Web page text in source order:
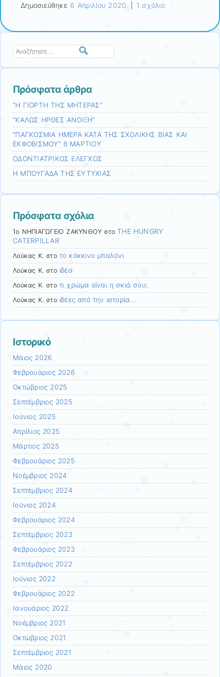
Δημοσιεύθηκε 6 Απριλίου 2020 1 σχόλιο
Αναζήτηση
Πρόσφατα άρθρα
”Η ΓΙΟΡΤΗ ΤΗΣ ΜΗΤΕΡΑΣ”
”ΚΑΛΩΣ ΗΡΘΕΣ ΑΝΟΙΞΗ”
“ΠΑΓΚΟΣΜΙΑ ΗΜΕΡΑ ΚΑΤΑ ΤΗΣ ΣΧΟΛΙΚΗΣ ΒΙΑΣ ΚΑΙ
ΕΚΦΟΒΙΣΜΟΥ” 6 ΜΑΡΤΙΟΥ
ΟΔΟΝΤΙΑΤΡΙΚΟΣ ΕΛΕΓΧΟΣ
Η ΜΠΟΥΓΑΔΑ ΤΗΣ ΕΥΤΥΧΙΑΣ
Πρόσφατα σχόλια
1ο ΝΗΠΙΑΓΩΓΕΙΟ ΖΑΚΥΝΘΟΥ στοTHE HUNGRY
CATERPILLAR
Λούκας Κ. στο το κόκκινο μπαλόνι
Λούκας Κ. στο ιδέα
Λούκας Κ. στο τι χρώμα είναι η σκιά σου;
Λούκας Κ. στο ιδέες από την ιστορία…
Ιστορικό
Μάιος 2026
Φεβρουάριος 2026
Οκτώβριος 2025
Σεπτέμβριος 2025
Ιούνιος 2025
Απρίλιος 2025
Μάρτιος 2025
Φεβρουάριος 2025
Νοέμβριος 2024
Σεπτέμβριος 2024
Ιούνιος 2024
Φεβρουάριος 2024
Σεπτέμβριος 2023
Φεβρουάριος 2023
Σεπτέμβριος 2022
Ιούνιος 2022
Φεβρουάριος 2022
Ιανουάριος 2022
Νοέμβριος 2021
Οκτώβριος 2021
Σεπτέμβριος 2021
Μάιος 2020